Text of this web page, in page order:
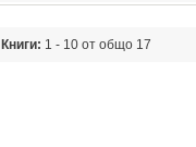
realities by tracking growth
Книги: 1 - 10 от общо 17